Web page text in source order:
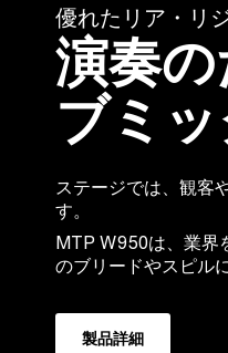
優れたリア・リ
演奏
ブミッ
ステージでは、観客
す。
MTP W950は、業界
のブリードやスピル
製品詳細